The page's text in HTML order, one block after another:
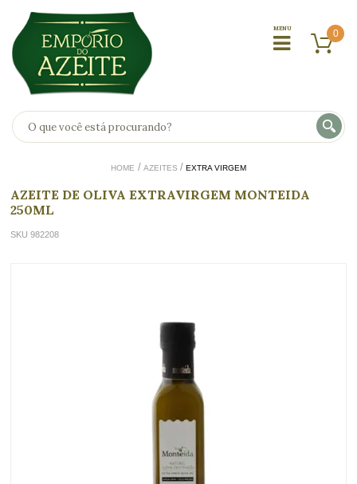
0
HOME AZEITES EXTRA VIRGEM
AZEITE DE OLIVA EXTRAVIRGEM MONTEIDA
250ML
SKU 982208